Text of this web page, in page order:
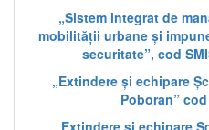
„Sistem integrat de
mobilității urbane și
securitate”, cod
„Extindere și echipare
Poboran”
„Extindere și echipare